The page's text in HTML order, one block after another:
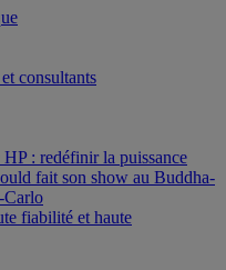
consultants
: redéfinir la puissance
fait son show au Buddha-
Carlo
fiabilité et haute